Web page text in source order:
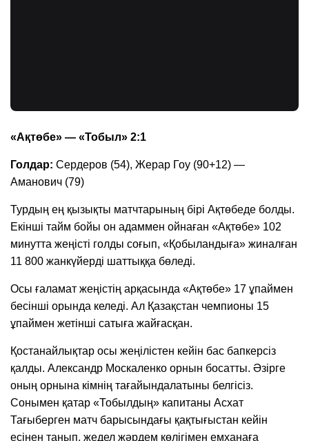
«Ақтөбе» — «Тобыл» 2:1
Голдар: Сердеров (54), Жерар Гоу (90+12) —
Аманович (79)
Турдың ең қызықты матчтарының бірі Ақтөбеде болды.
Екінші тайм бойы он адаммен ойнаған «Ақтөбе» 102
минутта жеңісті голды соғып, «Қобыландыға» жиналған
11 800 жанкүйерді шаттыққа бөледі.
Осы ғаламат жеңістің арқасында «Ақтөбе» 17 ұпаймен
бесінші орында келеді. Ал Қазақстан чемпионы 15
ұпаймен жетінші сатыға жайғасқан.
Қостанайлықтар осы жеңілістен кейін бас бапкерсіз
қалды. Александр Москаленко орнын босатты. Әзірге
оның орнына кімнің тағайындалатыны белгісіз.
Сонымен қатар «Тобылдың» капитаны Асхат
Тағыберген матч барысындағы қақтығыстан кейін
есінен танып, жедел жәрдем көлігімен емханаға